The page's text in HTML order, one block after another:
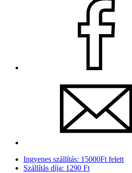
Ingyenes szállítás: 15000Ft felett
Szállítás díja: 1290 Ft